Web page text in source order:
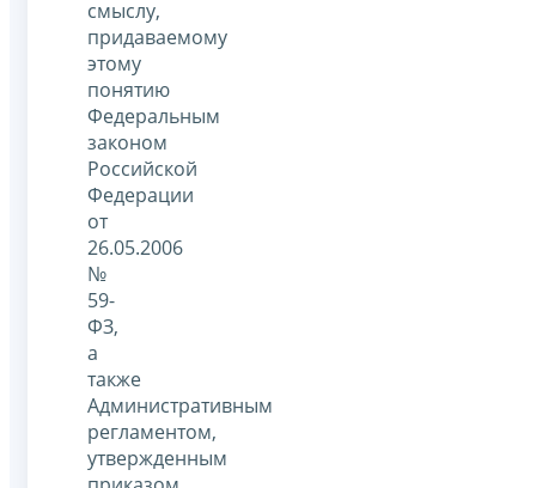
смыслу,
придаваемому
этому
понятию
Федеральным
законом
Российской
Федерации
от
26.05.2006
№
59-
ФЗ,
а
также
Административным
регламентом,
утвержденным